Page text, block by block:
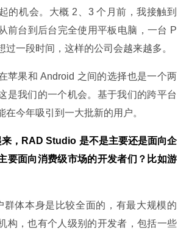
的机会。大概 2、3 个月前，我接触到
前台到后台完全使用平板电脑，一台 P
过一段时间，这样的公司会越来越多。
苹果和 Android 之间的选择也是一个两
是我们的一个机会。基于我们的跨平台
在今年吸引到一大批新的用户。
来，RAD Studio 是不是主要还是面向企
要面向消费级市场的开发者们？比如游
群体本身是比较全面的，有最大规模的
构，也有个人级别的开发者，包括一些